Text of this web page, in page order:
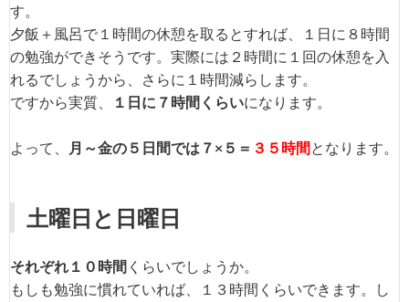
す。
夕飯＋風呂で１時間の休憩を取るとすれば、１日に８時間
の勉強ができそうです。実際には２時間に１回の休憩を入
れるでしょうから、さらに１時間減らします。
ですから実質、
１日に７時間くらいになります。
よって、 月～金の５日間では７×５＝ ３５時間 となります。
土曜日と日曜日
それぞれ１０時間 くらいでしょうか。
もしも勉強に慣れていれば、１３時間くらいできます。し